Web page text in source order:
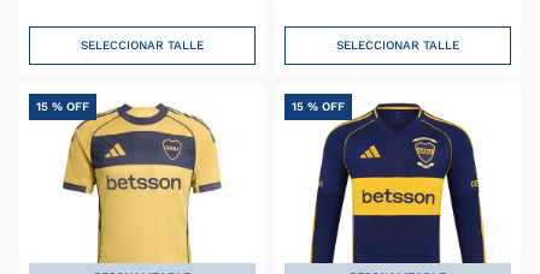
SELECCIONAR TALLE SELECCIONAR TALLE
15 % OFF 15 % OFF